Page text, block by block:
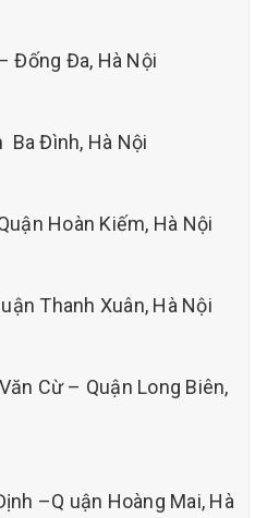
tôi giặt thảm trải sàn uy
dụng làm khô nhanh sau khi
lành nghề đem đến cho
đơn vị, tổ chức, cá nhân có
chuyên nghiệp :
(xử lý vết bẩn khô).
Đống Đa, Hà Nội
Ba Đình, Hà Nội
Hoàn Kiếm, Hà Nội
Thanh Xuân, Hà Nội
Cừ – Quận Long Biên,
–Q uận Hoàng Mai, Hà